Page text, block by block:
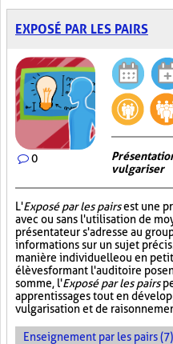
EXPOSÉ PAR LES PAIRS
0
vulgariser
L'Exposé par les pairsest une
avec ou sans l'utilisation de
présentateur s'adresse au
informations sur un sujet
manière individuelle ou en
élèves formant l'auditoire
somme, l'Exposé par les pairs
apprentissages tout en
vulgarisation et de
Enseignement par les pairs (7)